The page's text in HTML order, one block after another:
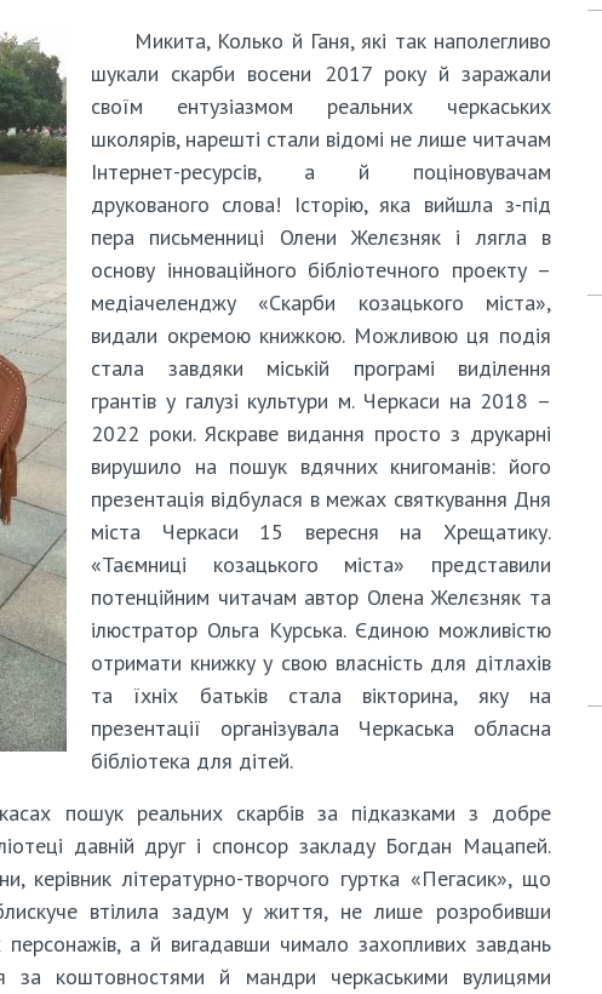
Микита, Колько й Ганя, які так наполегливо
шукали скарби восени 2017 року й заражали
своїм ентузіазмом реальних черкаських
школярів, нарешті стали відомі не лише читачам
Інтернет-ресурсів, а й поціновувачам
друкованого слова! Історію, яка вийшла з-під
пера письменниці Олени Желєзняк і лягла в
основу інноваційного бібліотечного проекту –
медіачеленджу «Скарби козацького міста»,
видали окремою книжкою. Можливою ця подія
стала завдяки міській програмі виділення
грантів у галузі культури м. Черкаси на 2018 –
2022 роки. Яскраве видання просто з друкарні
вирушило на пошук вдячних книгоманів: його
презентація відбулася в межах святкування Дня
міста Черкаси 15 вересня на Хрещатику.
«Таємниці козацького міста» представили
потенційним читачам автор Олена Желєзняк та
ілюстратор Ольга Курська. Єдиною можливістю
отримати книжку у свою власність для дітлахів
та їхніх батьків стала вікторина, яку на
презентації організувала Черкаська обласна
бібліотека для дітей.
пошук реальних скарбів за підказками з добре
давній друг і спонсор закладу Богдан Мацапей.
керівник літературно-творчого гуртка «Пегасик», що
втілила задум у життя, не лише розробивши
а й вигадавши чимало захопливих завдань
за коштовностями й мандри черкаськими вулицями